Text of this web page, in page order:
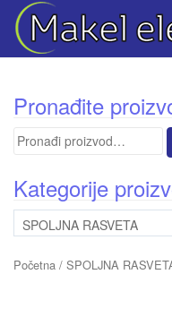
Pronađite
Pretraga
Kategorije
Početna / SPOLJNA